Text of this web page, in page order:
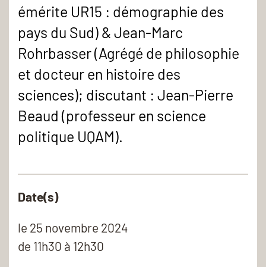
émérite UR15 : démographie des
pays du Sud) & Jean-Marc
Rohrbasser (Agrégé de philosophie
et docteur en histoire des
sciences); discutant : Jean-Pierre
Beaud (professeur en science
politique UQAM).
Date(s)
le 25 novembre 2024
de 11h30 à 12h30